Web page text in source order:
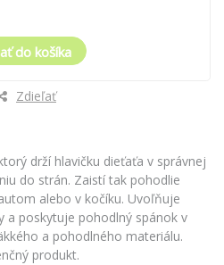
do košíka
Zdieľať
drží hlavičku dieťaťa v správnej
do strán. Zaistí tak pohodlie
alebo v kočíku. Uvoľňuje
a poskytuje pohodlný spánok v
a pohodlného materiálu.
produkt.